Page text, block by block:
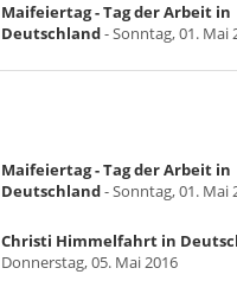
Maifeiertag - Tag der Arbeit in
Deutschland- Sonntag, 01. Mai
Maifeiertag - Tag der Arbeit in
Deutschland- Sonntag, 01. Mai
Christi Himmelfahrt in
Donnerstag, 05. Mai 2016